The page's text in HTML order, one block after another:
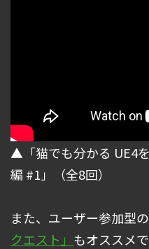
▲「猫でも分かる UE4
編 #1」（全8回）
また、ユーザー参加型
クエスト」 もオススメ